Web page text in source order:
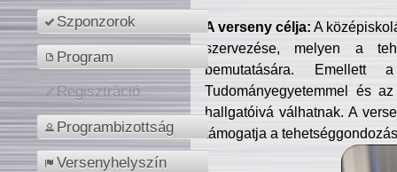
Szponzorok
Program
Regisztráció
Programbizottság
Versenyhelyszín
A verseny célja: A
szervezése, melyen a
bemutatására. Emellett
Tudományegyetemmel és
hallgatóivá válhatnak. A
támogatja a